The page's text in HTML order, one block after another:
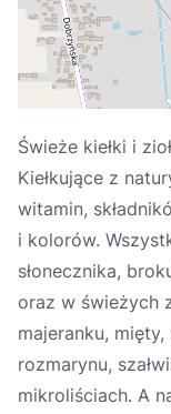
Świeże kiełki i
Kiełkujące z
witamin,
i kolorów.
słonecznika,
oraz w świeżych
majeranku,
rozmarynu,
mikroliściach. A